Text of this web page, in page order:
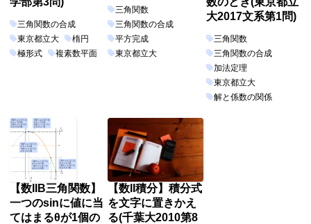
三角関数の合成
東京都立大
楕円
極形式
複素数平面
三角関数
三角関数の合成
平方完成
東京都立大
大2017文系第1問)
三角関数
三角関数の合成
加法定理
東京都立大
解と係数の関係
【数IIB三角関数】
一つのsinに値に当
てはまるθが1個の
【数II積分】積分式
を文字に置きかえ
る(千葉大2010第8